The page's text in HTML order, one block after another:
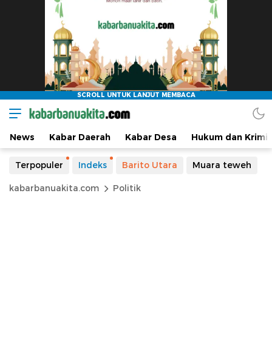
News Kabar Daerah Kabar Desa Hukum dan
Terpopuler Indeks Barito Utara Muara teweh
kabarbanuakita.com Politik